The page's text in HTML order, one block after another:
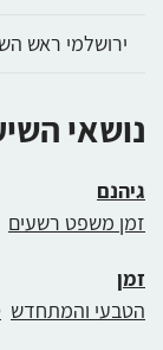
ירושלמי ראש
נושאי
גיהנם
זמן משפט רשעים
זמן
הטבעי והמתחדש